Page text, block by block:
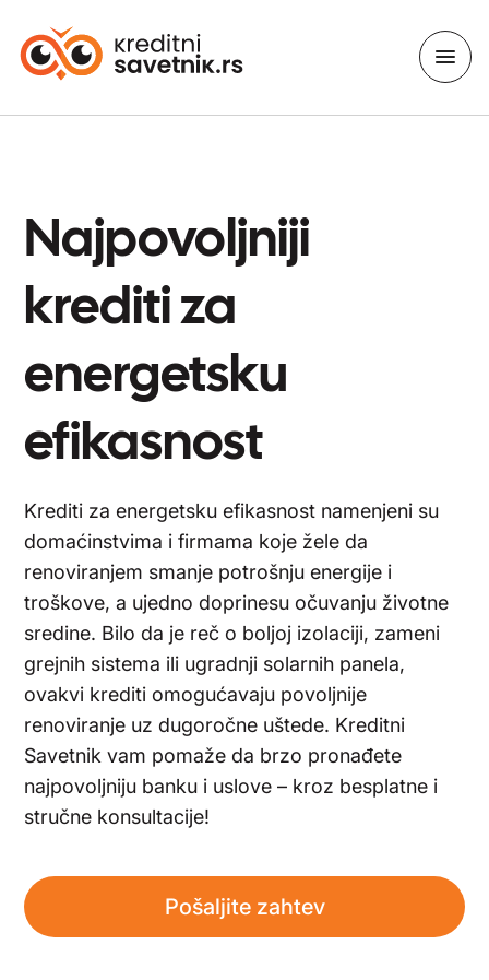
Najpovoljniji
krediti za
energetsku
efikasnost
Krediti za energetsku efikasnost namenjeni su
domaćinstvima i firmama koje žele da
renoviranjem smanje potrošnju energije i
troškove, a ujedno doprinesu očuvanju životne
sredine. Bilo da je reč o boljoj izolaciji, zameni
grejnih sistema ili ugradnji solarnih panela,
ovakvi krediti omogućavaju povoljnije
renoviranje uz dugoročne uštede. Kreditni
Savetnik vam pomaže da brzo pronađete
najpovoljniju banku i uslove – kroz besplatne i
stručne konsultacije!
Pošaljite zahtev